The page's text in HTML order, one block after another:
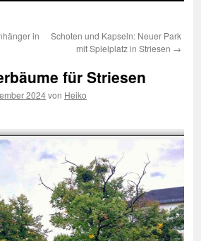
in
Schoten und Kapseln: Neuer Park
mit Spielplatz in Striesen →
für Striesen
2024von Heiko